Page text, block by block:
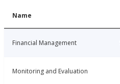
Name
Financial Management
Monitoring and Evaluation